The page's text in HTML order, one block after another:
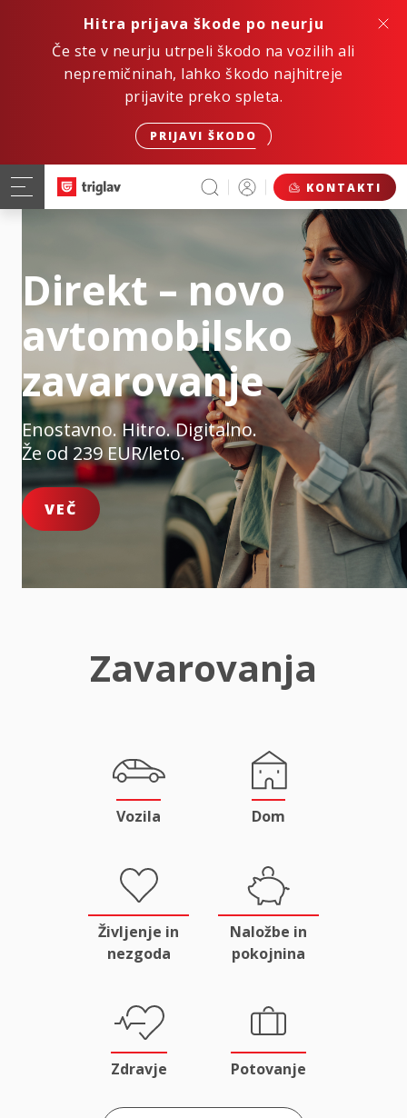
Hitra prijava škode po neurju
Če ste v neurju utrpeli škodo na vozilih ali
nepremičninah, lahko škodo najhitreje
prijavite preko spleta.
PRIJAVI ŠKODO
KONTAKTI
Direkt – novo
avtomobilsko
zavarovanje
Enostavno. Hitro. Digitalno.
Že od 239 EUR/leto.
VEČ
Zavarovanja
Vozila Dom
Življenje in
nezgoda
Naložbe in
pokojnina
Zdravje Potovanje